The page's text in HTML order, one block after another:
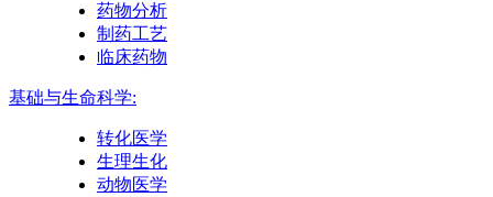
药物分析
制药工艺
临床药物
基础与生命科学:
转化医学
生理生化
动物医学